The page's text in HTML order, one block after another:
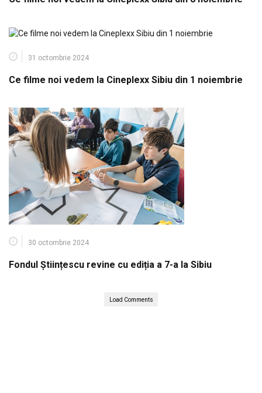
31 octombrie 2024
Ce filme noi vedem la Cineplexx Sibiu din 1 noiembrie
30 octombrie 2024
Fondul Științescu revine cu ediția a 7-a la Sibiu
Load Comments